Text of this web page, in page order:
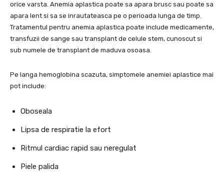
orice varsta. Anemia aplastica poate sa apara brusc sau poate sa
apara lent si sa se inrautateasca pe o perioada lunga de timp.
Tratamentul pentru anemia aplastica poate include medicamente,
transfuzii de sange sau transplant de celule stem, cunoscut si
sub numele de transplant de maduva osoasa.
Pe langa hemoglobina scazuta, simptomele anemiei aplastice mai
pot include:
Oboseala
Lipsa de respiratie la efort
Ritmul cardiac rapid sau neregulat
Piele palida